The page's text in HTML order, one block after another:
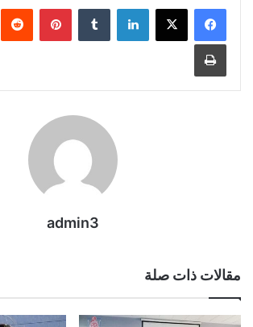
لينكدإن بينتيريست
طباعة
admin3
مقالات ذات صلة